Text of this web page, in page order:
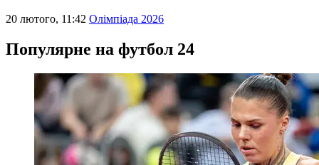
20 лютого, 11:42 Олімпіада 2026
Популярне на футбол 24